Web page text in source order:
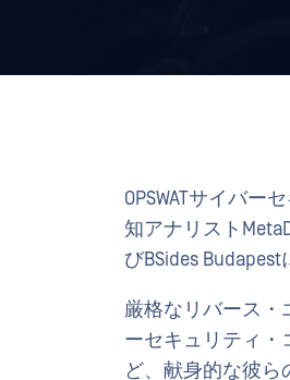
OPSWATサイバ
知アナリスト
びBSides
厳格なリバース・
ーセキュリティ・
ど、献身的な彼ら